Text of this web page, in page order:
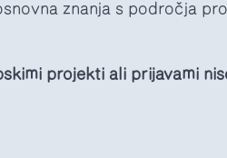
znanja s področja
projekti ali prijavami